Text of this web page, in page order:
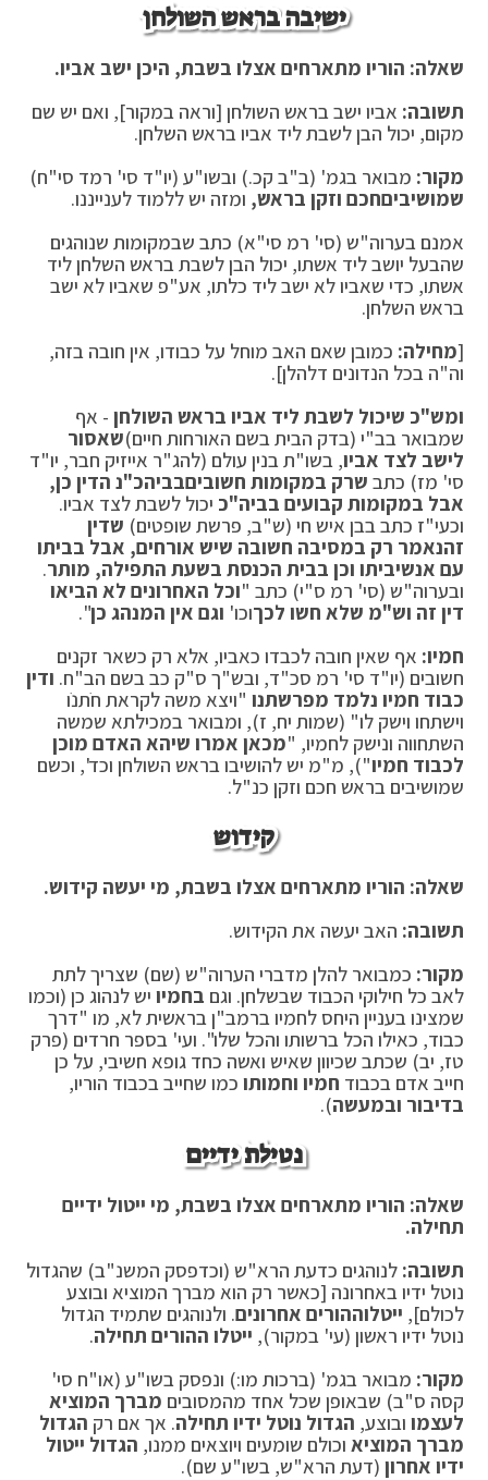
ישיבה בראש השולחן
שאלה: הוריו מתארחים אצלו בשבת, היכן ישב אביו.
תשובה: אביו ישב בראש השולחן [וראה במקור], ואם יש שם
מקום, יכול הבן לשבת ליד אביו בראש השלחן.
מקור: מבואר בגמ' (ב"ב קכ.) ובשו"ע (יו"ד סי' רמד סי"ח)
שמושיביםחכם וזקן בראש, ומזה יש ללמוד לענייננו.
אמנם בערוה"ש (סי' רמ סי"א) כתב שבמקומות שנוהגים
שהבעל יושב ליד אשתו, יכול הבן לשבת בראש השלחן ליד
אשתו, כדי שאביו לא ישב ליד כלתו, אע"פ שאביו לא ישב
בראש השלחן.
[מחילה: כמובן שאם האב מוחל על כבודו, אין חובה בזה,
וה"ה בכל הנדונים דלהלן].
ומש"כ שיכול לשבת ליד אביו בראש השולחן - אף
שמבואר בב"י (בדק הבית בשם האורחות חיים)שאסור
לישב לצד אביו, בשו"ת בנין עולם (להג"ר אייזיק חבר, יו"ד
סי' מז) כתב שרק במקומות חשוביםבביהכ"נ הדין כן,
אבל במקומות קבועים בביה"כ יכול לשבת לצד אביו.
וכעי"ז כתב בבן איש חי (ש"ב, פרשת שופטים) שדין
זהנאמר רק במסיבה חשובה שיש אורחים, אבל בביתו
עם אנשיביתו וכן בבית הכנסת בשעת התפילה, מותר.
ובערוה"ש (סי' רמ ס"י) כתב "וכל האחרונים לא הביאו
דין זה וש"מ שלא חשו לכךוכו' וגם אין המנהג כן".
חמיו: אף שאין חובה לכבדו כאביו, אלא רק כשאר זקנים
חשובים (יו"ד סי' רמ סכ"ד, ובש"ך ס"ק כב בשם הב"ח. ודין
כבוד חמיו נלמד מפרשתנו "ויצא משה לקראת חֹתנֹו
וישתחו וישק לו" (שמות יח, ז), ומבואר במכילתא שמשה
השתחווה ונישק לחמיו, "מכאן אמרו שיהא האדם מוכן
לכבוד חמיו"), מ"מ יש להושיבו בראש השולחן וכד', וכשם
שמושיבים בראש חכם וזקן כנ"ל.
קידוש
שאלה: הוריו מתארחים אצלו בשבת, מי יעשה קידוש.
תשובה: האב יעשה את הקידוש.
מקור: כמבואר להלן מדברי הערוה"ש (שם) שצריך לתת
לאב כל חילוקי הכבוד שבשלחן. וגם בחמיו יש לנהוג כן (וכמו
שמצינו בעניין היחס לחמיו ברמב"ן בראשית לא, מו "דרך
כבוד, כאילו הכל ברשותו והכל שלו". ועי' בספר חרדים (פרק
טז, יב) שכתב שכיוון שאיש ואשה כחד גופא חשיבי, על כן
חייב אדם בכבוד חמיו וחמותו כמו שחייב בכבוד הוריו,
בדיבור ובמעשה).
נטילת ידיים
שאלה: הוריו מתארחים אצלו בשבת, מי ייטול ידיים
תחילה.
תשובה: לנוהגים כדעת הרא"ש (וכדפסק המשנ"ב) שהגדול
נוטל ידיו באחרונה [כאשר רק הוא מברך המוציא ובוצע
לכולם], ייטלוההורים אחרונים. ולנוהגים שתמיד הגדול
נוטל ידיו ראשון (עי' במקור), ייטלו ההורים תחילה.
מקור: מבואר בגמ' (ברכות מו:) ונפסק בשו"ע (או"ח סי'
קסה ס"ב) שבאופן שכל אחד מהמסובים מברך המוציא
לעצמו ובוצע, הגדול נוטל ידיו תחילה. אך אם רק הגדול
מברך המוציא וכולם שומעים ויוצאים ממנו, הגדול ייטול
ידיו אחרון (דעת הרא"ש, בשו"ע שם).